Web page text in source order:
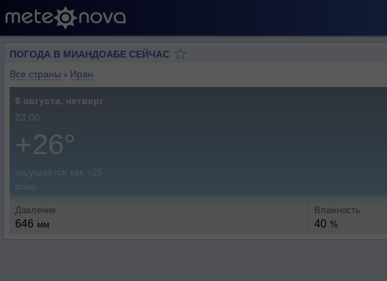
ПОГОДА В МИАНДОАБЕ СЕЙЧАС
Все страны › Иран
6 августа, четверг
23:00
+26°
ощущается как +26
ясно
Давление
646 мм
Влажность
40 %